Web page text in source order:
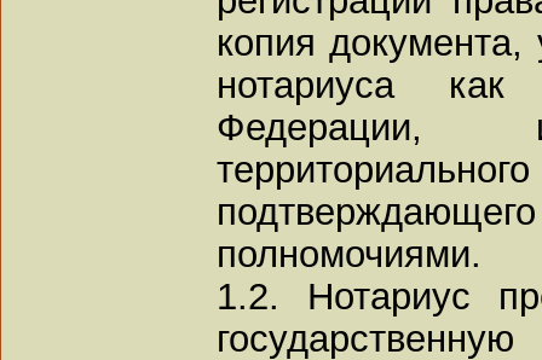
копия документа,
нотариуса как
полномочиями.
1.2. Нотариус